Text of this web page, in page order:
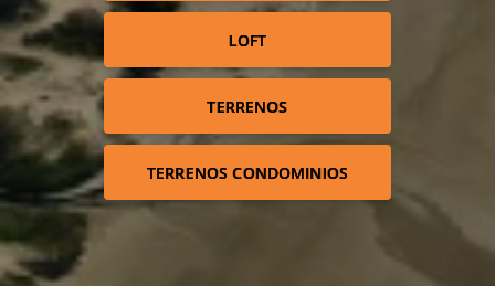
LOFT
TERRENOS
TERRENOS CONDOMINIOS